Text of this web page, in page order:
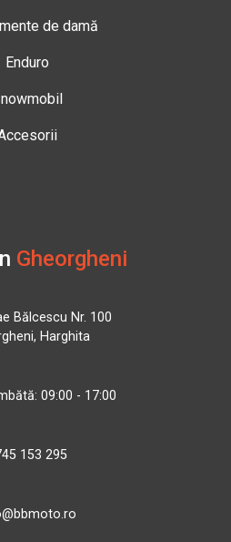
de damă
Enduro
Gheorgheni
Bălcescu Nr. 100
Harghita
09:00 - 17:00
153 295